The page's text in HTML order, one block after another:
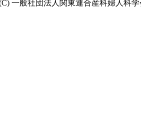
一般社団法人関東連合産科婦人科